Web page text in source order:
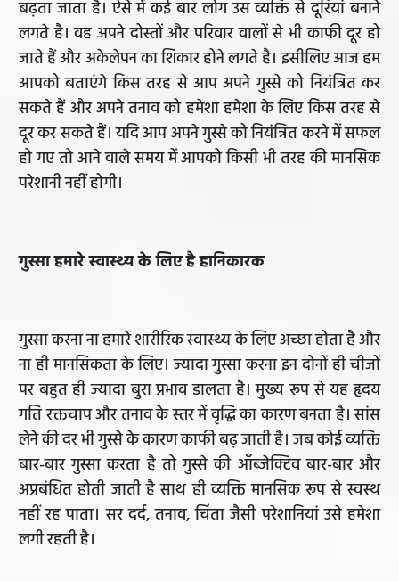
बढ़ता जाता है। ऐसे में कई बार लोग उस व्यक्ति से दूरियां बनाने
लगते है। वह अपने दोस्तों और परिवार वालों से भी काफी दूर हो
जाते हैं और अकेलेपन का शिकार होने लगते है। इसीलिए आज हम
आपको बताएंगे किस तरह से आप अपने गुस्से को नियंत्रित कर
सकते हैं और अपने तनाव को हमेशा हमेशा के लिए किस तरह से
दूर कर सकते हैं। यदि आप अपने गुस्से को नियंत्रित करने में सफल
हो गए तो आने वाले समय में आपको किसी भी तरह की मानसिक
परेशानी नहीं होगी।
गुस्सा हमारे स्वास्थ्य के लिए है हानिकारक
गुस्सा करना ना हमारे शारीरिक स्वास्थ्य के लिए अच्छा होता है और
ना ही मानसिकता के लिए। ज्यादा गुस्सा करना इन दोनों ही चीजों
पर बहुत ही ज्यादा बुरा प्रभाव डालता है। मुख्य रूप से यह हृदय
गति रक्तचाप और तनाव के स्तर में वृद्धि का कारण बनता है। सांस
लेने की दर भी गुस्से के कारण काफी बढ़ जाती है। जब कोई व्यक्ति
बार-बार गुस्सा करता है तो गुस्से की ऑब्जेक्टिव बार-बार और
अप्रबंधित होती जाती है साथ ही व्यक्ति मानसिक रूप से स्वस्थ
नहीं रह पाता। सर दर्द, तनाव, चिंता जैसी परेशानियां उसे हमेशा
लगी रहती है।